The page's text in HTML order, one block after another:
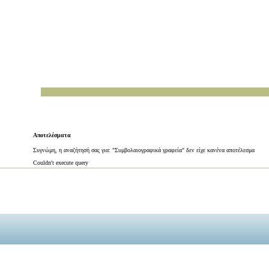
Αποτελέσματα
Συγνώμη, η αναζήτησή σας για: "Συμβολαιογραφικά γραφεία" δεν είχε κανένα αποτέλεσμα
Couldn't execute query